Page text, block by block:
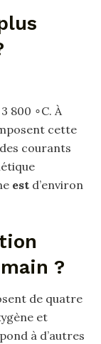
800 ∘C. À
cette
courants
est d’environ
?
de quatre
et
à d’autres